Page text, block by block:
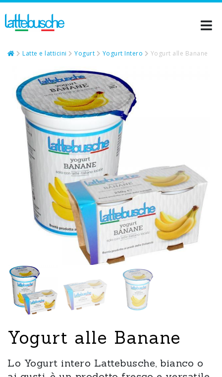
Latte e latticini Yogurt Yogurt Intero Yogurt alle Banane
Yogurt alle Banane
Lo Yogurt intero Lattebusche, bianco o